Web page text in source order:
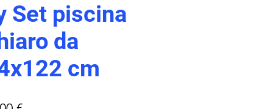
Set piscina
da
cm